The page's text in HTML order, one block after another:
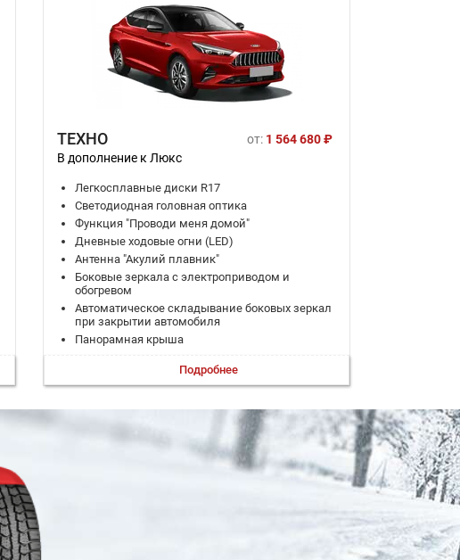
ТЕХНО от: 1 564 680 ₽
В дополнение к Люкс
Легкосплавные диски R17
Светодиодная головная оптика
Функция "Проводи меня домой"
Дневные ходовые огни (LED)
Антенна "Акулий плавник"
Боковые зеркала с электроприводом и
обогревом
Автоматическое складывание боковых зеркал
при закрытии автомобиля
Панорамная крыша
Материал обивки сидений: экокожа
Электрическая регулировка сиденья водителя
Механическая регулировка сиденья переднего
пассажира в 4-х направлениях
Подробнее